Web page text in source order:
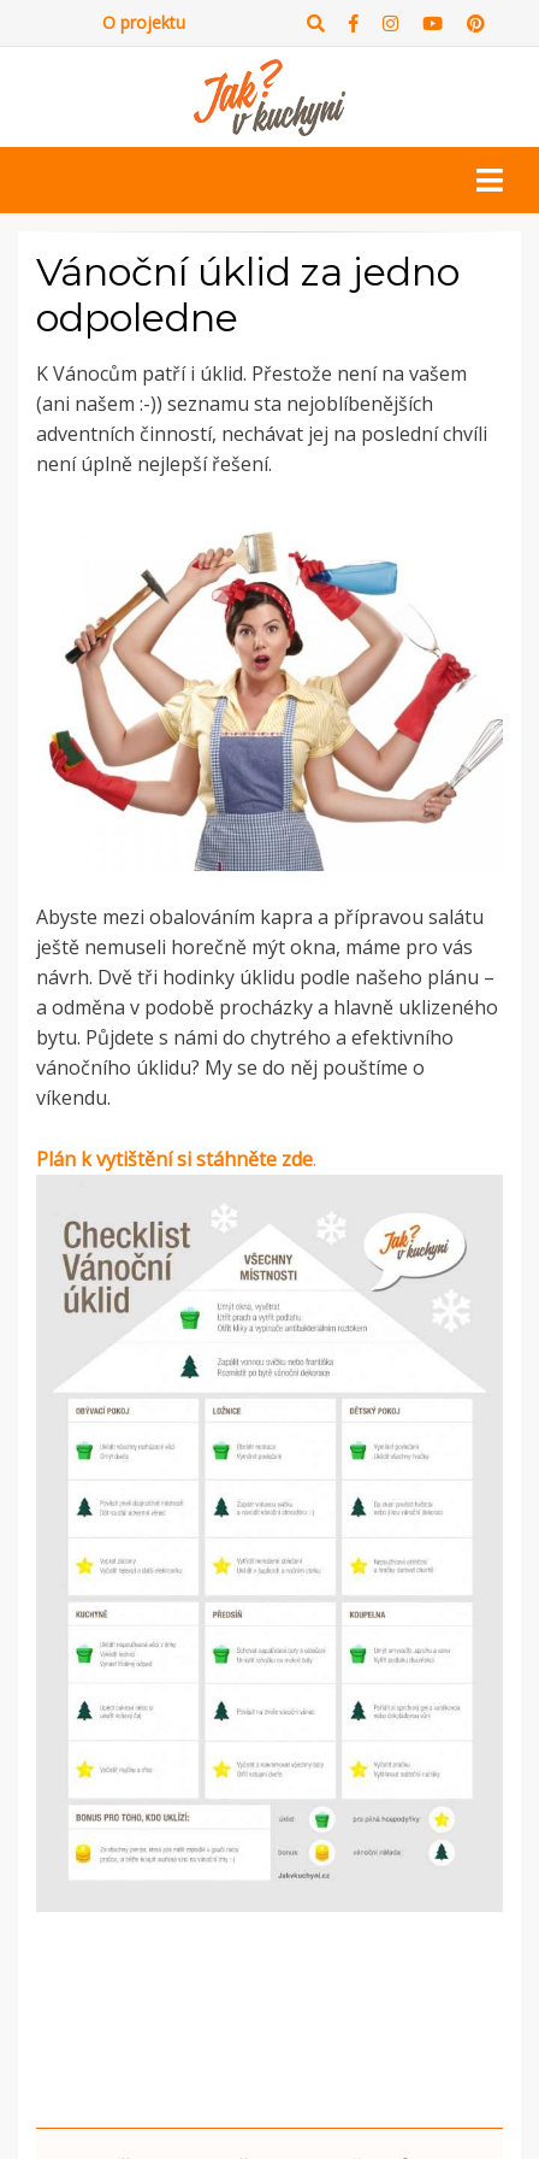
O projektu
Vánoční úklid za jedno
odpoledne
K Vánocům patří i úklid. Přestože není na vašem
(ani našem :-)) seznamu sta nejoblíbenějších
adventních činností, nechávat jej na poslední chvíli
není úplně nejlepší řešení.
Abyste mezi obalováním kapra a přípravou salátu
ještě nemuseli horečně mýt okna, máme pro vás
návrh. Dvě tři hodinky úklidu podle našeho plánu –
a odměna v podobě procházky a hlavně uklizeného
bytu. Půjdete s námi do chytrého a efektivního
vánočního úklidu? My se do něj pouštíme o
víkendu.
Plán k vytištění si stáhněte zde.